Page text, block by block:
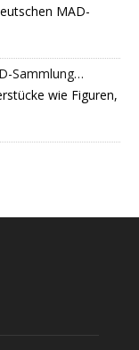
MAD-
Sammlung…
wie Figuren,